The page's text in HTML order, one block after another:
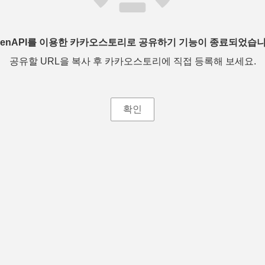
를 이용한 카카오스토리로 공유하기 기능이 종료되었습
공유할 URL을 복사 후 카카오스토리에 직접 등록해 보세요.
확인